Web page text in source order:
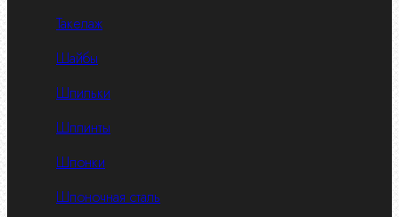
Такелаж
Шайбы
Шпильки
Шплинты
Шпонки
Шпоночная сталь